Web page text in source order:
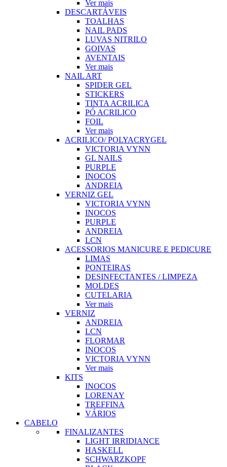
Ver mais
DESCARTÁVEIS
TOALHAS
NAIL PADS
LUVAS NITRILO
GOIVAS
AVENTAIS
Ver mais
NAIL ART
SPIDER GEL
STICKERS
TINTA ACRILICA
PÓ ACRILICO
FOIL
Ver mais
ACRILICO/ POLYACRYGEL
VICTORIA VYNN
GL NAILS
PURPLE
INOCOS
ANDREIA
VERNIZ GEL
VICTORIA VYNN
INOCOS
PURPLE
ANDREIA
LCN
ACESSORIOS MANICURE E PEDICURE
LIMAS
PONTEIRAS
DESINFECTANTES / LIMPEZA
MOLDES
CUTELARIA
Ver mais
VERNIZ
ANDREIA
LCN
FLORMAR
INOCOS
VICTORIA VYNN
Ver mais
KITS
INOCOS
LORENAY
TREFFINA
VÁRIOS
CABELO
FINALIZANTES
LIGHT IRRIDIANCE
HASKELL
SCHWARZKOPF